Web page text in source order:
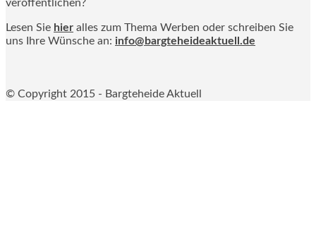
veröffentlichen?
Lesen Sie hier alles zum Thema Werben oder schreiben Sie
uns Ihre Wünsche an: info@bargteheideaktuell.de
© Copyright 2015 - Bargteheide Aktuell